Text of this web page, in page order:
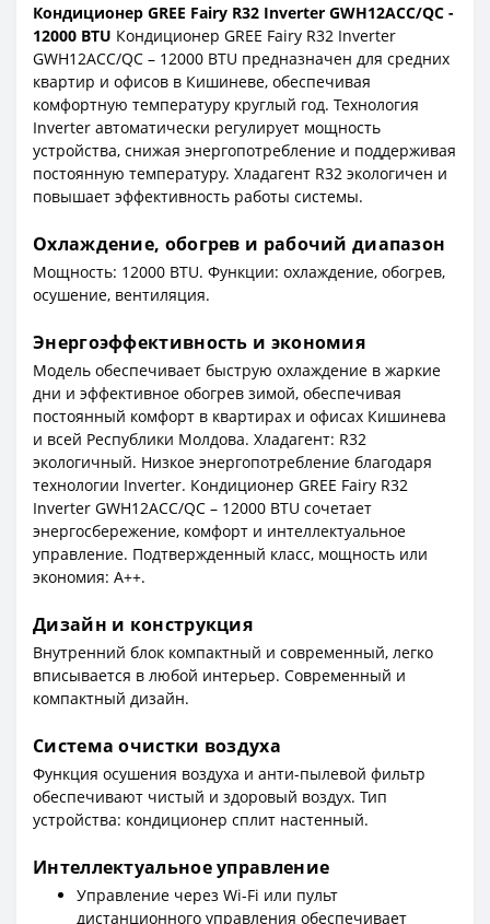
Кондиционер GREE Fairy R32 Inverter GWH12ACC/QC -
12000 BTU Кондиционер GREE Fairy R32 Inverter
GWH12ACC/QC – 12000 BTU предназначен для средних
квартир и офисов в Кишиневе, обеспечивая
комфортную температуру круглый год. Технология
Inverter автоматически регулирует мощность
устройства, снижая энергопотребление и поддерживая
постоянную температуру. Хладагент R32 экологичен и
повышает эффективность работы системы.
Охлаждение, обогрев и рабочий диапазон
Мощность: 12000 BTU. Функции: охлаждение, обогрев,
осушение, вентиляция.
Энергоэффективность и экономия
Модель обеспечивает быструю охлаждение в жаркие
дни и эффективное обогрев зимой, обеспечивая
постоянный комфорт в квартирах и офисах Кишинева
и всей Республики Молдова. Хладагент: R32
экологичный. Низкое энергопотребление благодаря
технологии Inverter. Кондиционер GREE Fairy R32
Inverter GWH12ACC/QC – 12000 BTU сочетает
энергосбережение, комфорт и интеллектуальное
управление. Подтвержденный класс, мощность или
экономия: A++.
Дизайн и конструкция
Внутренний блок компактный и современный, легко
вписывается в любой интерьер. Современный и
компактный дизайн.
Система очистки воздуха
Функция осушения воздуха и анти-пылевой фильтр
обеспечивают чистый и здоровый воздух. Тип
устройства: кондиционер сплит настенный.
Интеллектуальное управление
Управление через Wi-Fi или пульт
дистанционного управления обеспечивает